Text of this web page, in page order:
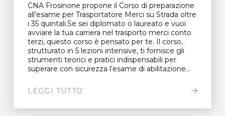
CNA Frosinone propone il Corso di preparazione
all’esame per Trasportatore Merci su Strada oltre
i 35 quintali.Se sei diplomato o laureato e vuoi
avviare la tua carriera nel trasporto merci conto
terzi, questo corso è pensato per te. Il corso,
strutturato in 5 lezioni intensive, ti fornisce gli
strumenti teorici e pratici indispensabili per
superare con sicurezza l’esame di abilitazione...
LEGGI TUTTO